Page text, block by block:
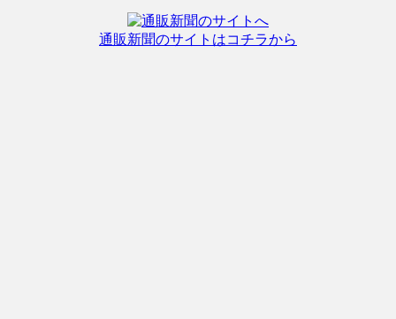
通販新聞のサイトはコチラから